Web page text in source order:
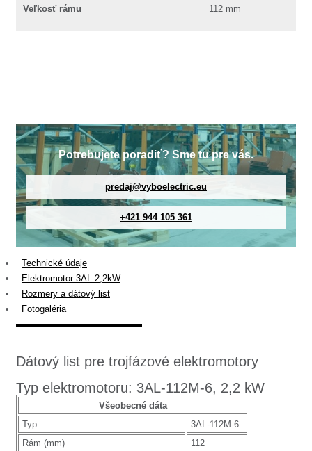
Veľkosť rámu 112 mm
Potrebujete poradiť? Sme tu pre vás.
predaj@vyboelectric.eu
+421 944 105 361
Technické údaje
Elektromotor 3AL 2,2kW
Rozmery a dátový list
Fotogaléria
Dátový list pre trojfázové elektromotory
Typ elektromotoru: 3AL-112M-6, 2,2 kW
Všeobecné dáta
Typ
3AL-112M-6
Rám (mm)
112